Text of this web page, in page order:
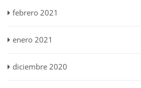
febrero 2021
enero 2021
diciembre 2020